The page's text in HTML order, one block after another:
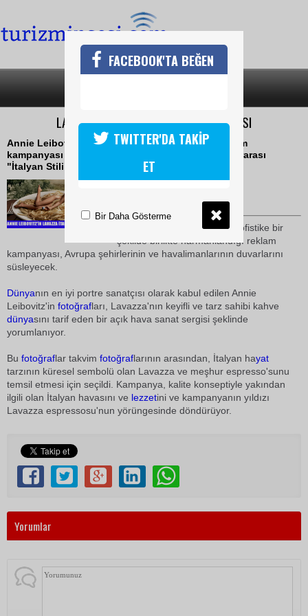
LAVAZZA'NIN 2009 REKLAM KAMPANYASI
Annie Leibovitz tarafından Lavazza'nın 2009 reklam
kampanyası için çekilen çarpıcı fotoğraflar, uluslararası
"İtalyan Stili"nin yorumu
dünyanın, sofistike bir
şekilde birlikte harmanlandığı reklam
kampanyası, Avrupa şehirlerinin ve havalimanlarının duvarlarını
süsleyecek.
Dünyanın en iyi portre sanatçısı olarak kabul edilen Annie
Leibovitz'in fotoğrafları, Lavazza'nın keyifli ve tarz sahibi kahve
dünyasını tarif eden bir açık hava sanat sergisi şeklinde
yorumlanıyor.
Bu fotoğraflar takvim fotoğraflarının arasından, İtalyan hayat
tarzının küresel sembolü olan Lavazza ve meşhur espresso'sunu
temsil etmesi için seçildi. Kampanya, kalite konseptiyle yakından
ilgili olan İtalyan havasını ve lezzetini ve kampanyanın yıldızı
Lavazza espressosu'nun yörüngesinde döndürüyor.
Yorumlar
FACEBOOK'TA BEĞEN
TWITTER'DA TAKİP
ET
Bir Daha Gösterme